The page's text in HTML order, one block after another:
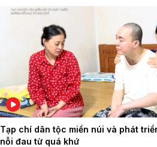
Tạp chí dân tộc miền núi và phát
nỗi đau từ quá khứ